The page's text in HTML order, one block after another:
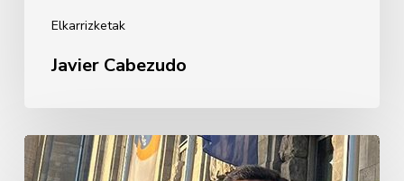
Elkarrizketak
Javier Cabezudo
Guillermo
Rebollo